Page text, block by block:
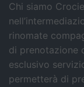
Chi siamo
rinomate
di prenotazione
esclusivo
permetterà di